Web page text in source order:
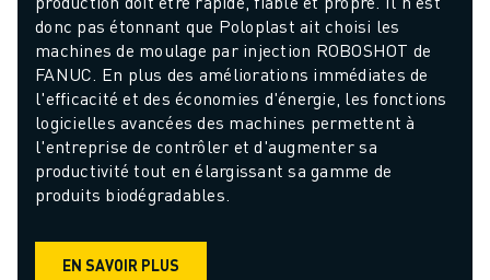
donc pas étonnant que Poloplast ait choisi les
machines de moulage par injection ROBOSHOT de
FANUC. En plus des améliorations immédiates de
l'efficacité et des économies d'énergie, les fonctions
logicielles avancées des machines permettent à
l'entreprise de contrôler et d'augmenter sa
productivité tout en élargissant sa gamme de
produits biodégradables.
EN SAVOIR PLUS